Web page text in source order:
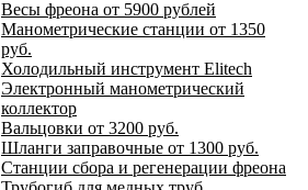
Весы фреона от 5900 рублей
Манометрические станции от 1350
руб.
Холодильный инструмент Elitech
Электронный манометрический
коллектор
Вальцовки от 3200 руб.
Шланги заправочные от 1300 руб.
Станции сбора и регенерации фреона